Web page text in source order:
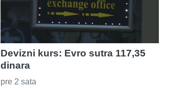
Devizni kurs: Evro sutra 117,35
dinara
pre 2 sata